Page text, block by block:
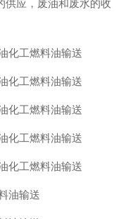
供应，废油和废水的收